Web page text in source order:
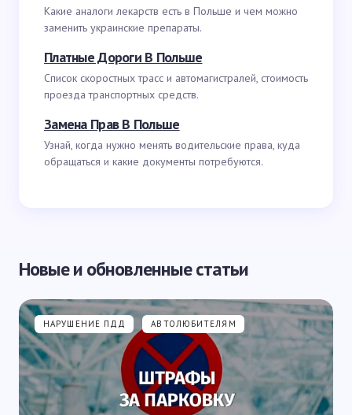
Какие аналоги лекарств есть в Польше и чем можно
заменить украинские препараты.
Платные Дороги В Польше
Список скоростных трасс и автомагистралей, стоимость
проезда транспортных средств.
Замена Прав В Польше
Узнай, когда нужно менять водительские права, куда
обращаться и какие документы потребуются.
Новые и обновленные статьи
НАРУШЕНИЕ ПДД АВТОЛЮБИТЕЛЯМ